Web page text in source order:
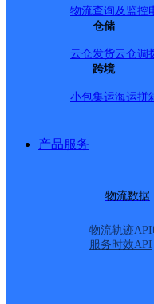
物流查询及监控
仓储
云仓发货云仓调
跨境
小包集运海运拼
产品服务
物流数据
物流轨迹API
服务时效API